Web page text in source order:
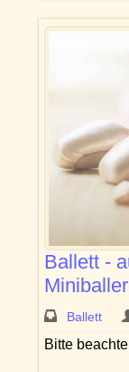
Ballett -
Ballett
Bitte